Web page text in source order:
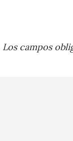
Los campos